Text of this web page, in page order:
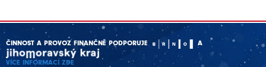
ČINNOST A PROVOZ FINANČNĚ PODPORUJE A
VÍCE INFORMACÍ ZDE